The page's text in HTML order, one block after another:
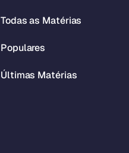
Todas as Matérias
Populares
Últimas Matérias